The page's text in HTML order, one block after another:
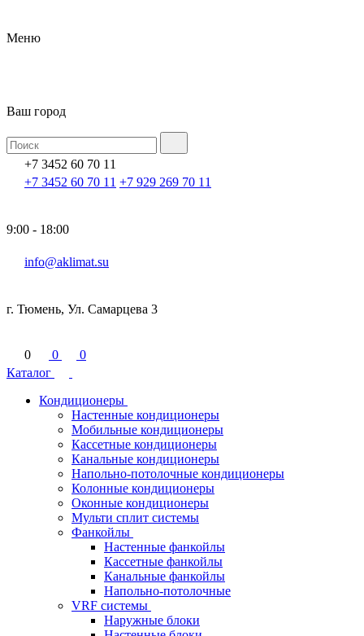
Меню
Ваш город
+7 3452 60 70 11
+7 3452 60 70 11 +7 929 269 70 11
9:00 - 18:00
info@aklimat.su
г. Тюмень, Ул. Самарцева 3
0 0
0
Каталог
Кондиционеры
Настенные кондиционеры
Мобильные кондиционеры
Кассетные кондиционеры
Канальные кондиционеры
Напольно-потолочные кондиционеры
Колонные кондиционеры
Оконные кондиционеры
Мульти сплит системы
Фанкойлы
Настенные фанкойлы
Кассетные фанкойлы
Канальные фанкойлы
Напольно-потолочные
VRF системы
Наружные блоки